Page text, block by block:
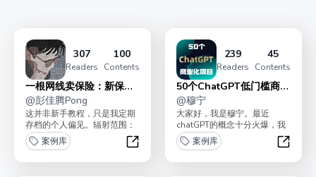
307
Readers
100
Contents
一根网线卖保险：新保险
人的展业指南
@彭佳腾Pong
这并非新手教程，只是我定期
存档的个人偏见。辐射范围：
- 输出方法论 - 被动获客 - 聊客
户...
案例库
一根网线卖保险：新保险人的展业指南
239
Readers
45
Contents
50个ChatGPT低门槛商业
变现指南
@穆宁
大家好，我是穆宁。最近
chatGPT的概念十分火爆，我
亲身使用了一段时间之后，深
刻体会到了它背后蕴含...
案例库
50个